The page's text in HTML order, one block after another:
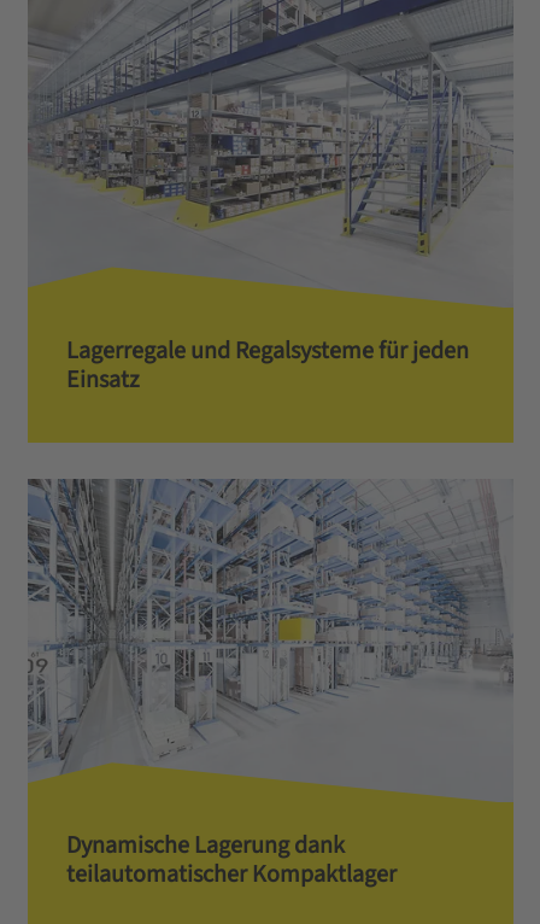
Lagerregale und Regalsysteme für jeden
Einsatz
Dynamische Lagerung dank
teilautomatischer Kompaktlager